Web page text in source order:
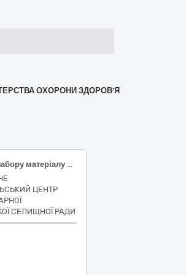
ОХОРОНИ ЗДОРОВ'Я
Контейнери та пакети для забору матеріалу для аналізів, дренажі та комплекти
ЦЕНТР
СЕЛИЩНОЇ РАДИ